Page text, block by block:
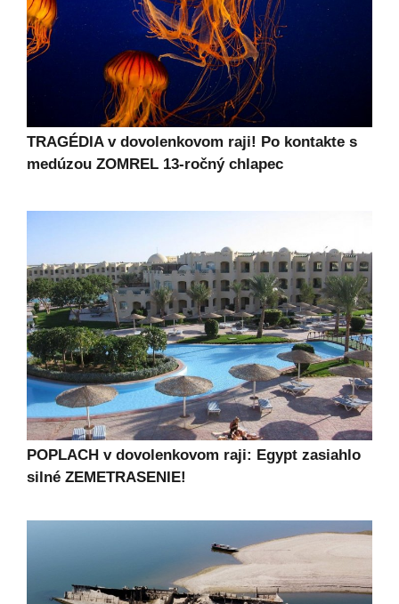
TRAGÉDIA v dovolenkovom raji! Po kontakte s
medúzou ZOMREL 13-ročný chlapec
POPLACH v dovolenkovom raji: Egypt zasiahlo
silné ZEMETRASENIE!